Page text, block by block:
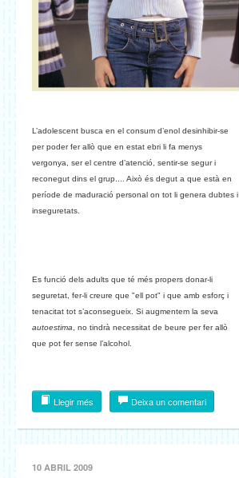
L’adolescent busca en el consum d’enol desinhibir-se
per poder fer allò que en estat ebri li fa menys
vergonya, ser el centre d’atenció, sentir-se segur i
reconegut dins el grup.... Això és degut a que està en
període de maduració personal on tot li genera dubtes i
inseguretats.
Es funció dels adults que té més propers donar-li
seguretat, fer-li creure que "ell pot" i que amb esforç i
tenacitat tot s’aconsegueix. Si augmentem la seva
autoestima , no tindrà necessitat de beure per fer allò
que pot fer sense l’alcohol.
Llegir més Deixa un comentari
10 ABRIL 2009